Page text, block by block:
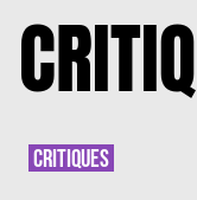
CRITIQUES